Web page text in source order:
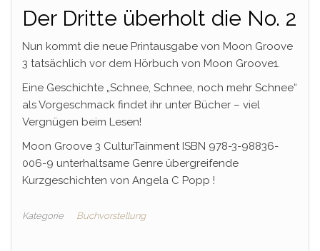
Der Dritte überholt die No. 2
Nun kommt die neue Printausgabe von Moon Groove
3 tatsächlich vor dem Hörbuch von Moon Groove1.
Eine Geschichte „Schnee, Schnee, noch mehr Schnee“
als Vorgeschmack findet ihr unter Bücher – viel
Vergnügen beim Lesen!
Moon Groove 3 CulturTainment ISBN 978-3-98836-
006-9 unterhaltsame Genre übergreifende
Kurzgeschichten von Angela C Popp !
Kategorie Buchvorstellung